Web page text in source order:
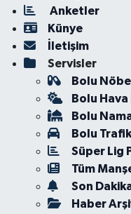
Anketler
Künye
İletişim
Servisler
Bolu
Bolu
Bolu
Bolu
Süper Lig
Tüm
Son
Haber